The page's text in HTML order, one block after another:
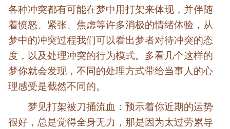
各种冲突都有可能在梦中用打架来体现，并伴随
着愤怒、紧张、焦虑等许多消极的情绪体验，从
梦中的冲突过程我们可以看出梦者对待冲突的态
度，以及处理冲突的行为模式。多看几个这样的
梦你就会发现，不同的处理方式带给当事人的心
理感受是截然不同的。
梦见打架被刀捅流血：预示着你近期的运势
很好，总是觉得全身无力，那是因为太过劳累导